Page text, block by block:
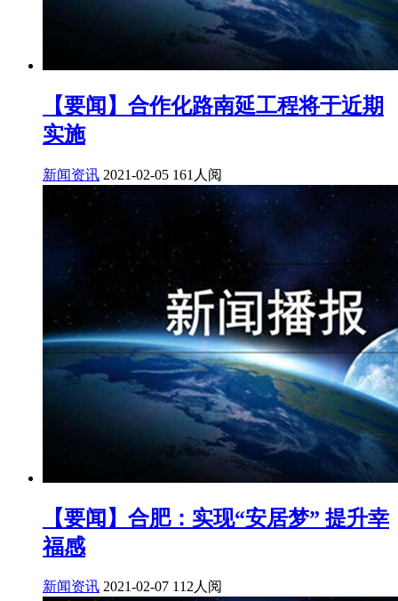
【要闻】合作化路南延工程将于近期
实施
新闻资讯 2021-02-05 161人阅
【要闻】合肥：实现“安居梦” 提升幸
福感
新闻资讯 2021-02-07 112人阅